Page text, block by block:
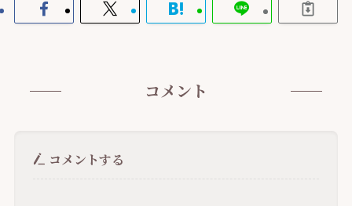
コメント
コメントする